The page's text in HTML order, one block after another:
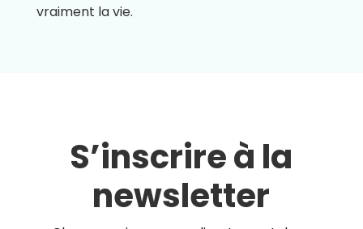
vraiment la vie.
S’inscrire à la
newsletter